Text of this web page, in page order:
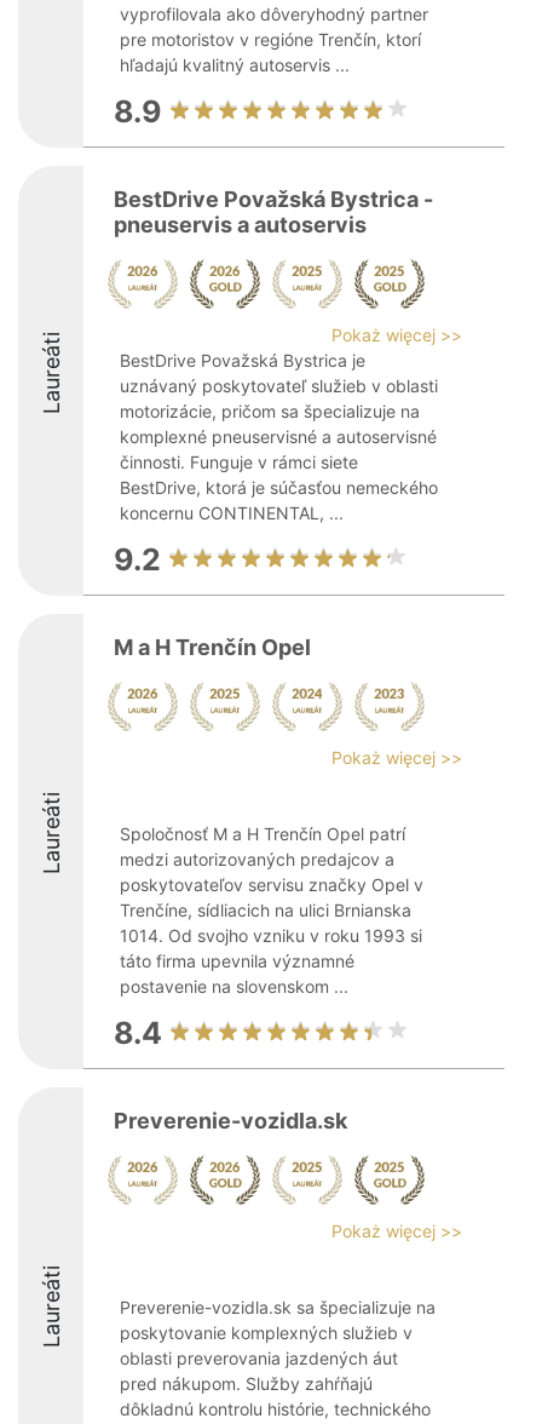
vyprofilovala ako dôveryhodný partner
pre motoristov v regióne Trenčín, ktorí
hľadajú kvalitný autoservis ...
8.9
Laureáti
BestDrive Považská Bystrica -
pneuservis a autoservis
Pokaż więcej >>
BestDrive Považská Bystrica je
uznávaný poskytovateľ služieb v oblasti
motorizácie, pričom sa špecializuje na
komplexné pneuservisné a autoservisné
činnosti. Funguje v rámci siete
BestDrive, ktorá je súčasťou nemeckého
koncernu CONTINENTAL, ...
9.2
Laureáti
M a H Trenčín Opel
Pokaż więcej >>
Spoločnosť M a H Trenčín Opel patrí
medzi autorizovaných predajcov a
poskytovateľov servisu značky Opel v
Trenčíne, sídliacich na ulici Brnianska
1014. Od svojho vzniku v roku 1993 si
táto firma upevnila významné
postavenie na slovenskom ...
8.4
Laureáti
Preverenie-vozidla.sk
Pokaż więcej >>
Preverenie-vozidla.sk sa špecializuje na
poskytovanie komplexných služieb v
oblasti preverovania jazdených áut
pred nákupom. Služby zahŕňajú
dôkladnú kontrolu histórie, technického